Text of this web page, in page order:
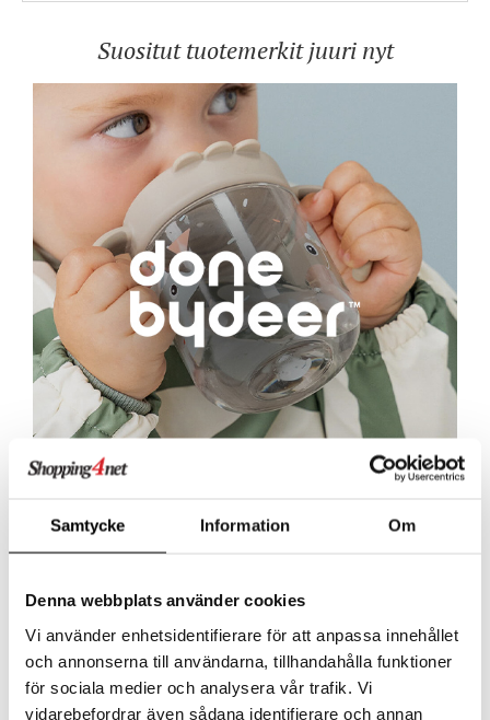
Samtycke Information Om
Denna webbplats använder cookies
Vi använder enhetsidentifierare för att anpassa innehållet
och annonserna till användarna, tillhandahålla funktioner
för sociala medier och analysera vår trafik. Vi
vidarebefordrar även sådana identifierare och annan
Suositut tuotemerkit juuri nyt